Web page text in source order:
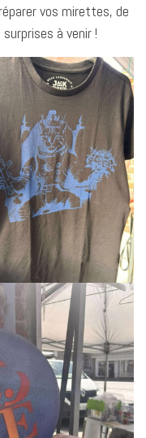
vos mirettes, de
à venir !